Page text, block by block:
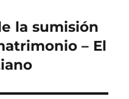
la sumisión
– El